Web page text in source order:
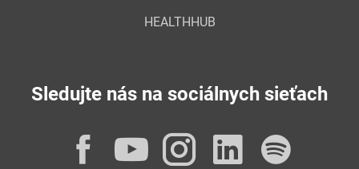
HEALTHHUB
Sledujte nás na sociálnych sieťach
Facebook
YouTube
Instagram